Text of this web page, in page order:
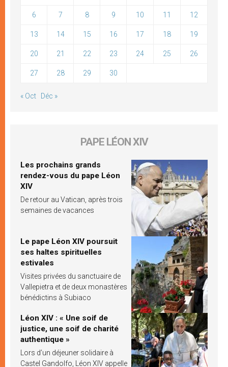
6 7 8 9 10 11 12
13 14 15 16 17 18 19
20 21 22 23 24 25 26
27 28 29 30
« Oct Déc »
PAPE LÉON XIV
Les prochains grands
rendez-vous du pape Léon
XIV
De retour au Vatican, après trois
semaines de vacances
Le pape Léon XIV poursuit
ses haltes spirituelles
estivales
Visites privées du sanctuaire de
Vallepietra et de deux monastères
bénédictins à Subiaco
Léon XIV : « Une soif de
justice, une soif de charité
authentique »
Lors d’un déjeuner solidaire à
Castel Gandolfo, Léon XIV appelle